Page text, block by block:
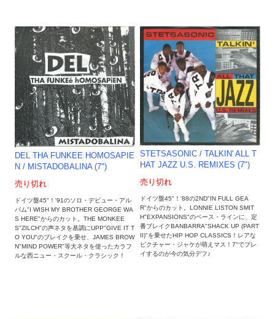
DEL THA FUNKEE HOMOSAPIE
N / MISTADOBALINA (7")
売り切れ
ドイツ盤45"！'91のソロ・デビュー・アル
バム"I WISH MY BROTHER GEORGE WA
S HERE"からのカット。THE MONKEE
S"ZILCH"の声ネタを基調にUPP"GIVE IT T
O YOU"のブレイクを乗せ、JAMES BROW
N"MIND POWER"等大ネタを使ったカラフ
ルな西ニュー・スクール・クラシック！
STETSASONIC / TALKIN' ALL T
HAT JAZZ U.S. REMIXES (7")
売り切れ
ドイツ盤45"！'88の2ND"IN FULL GEA
R"からのカット。LONNIE LISTON SMIT
H"EXPANSIONS"のベース・ラインに、定
番ブレイクBANBARRA"SHACK UP (PART
II)"を乗せたHIP HOP CLASSICS！レアな
ピクチャー・ジャケが萌えマス！7"でプレ
イするのが今の気分デフ♪